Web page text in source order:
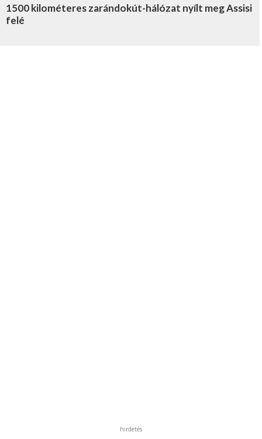
1500 kilométeres zarándokút-hálózat nyílt meg Assisi
felé
hirdetés